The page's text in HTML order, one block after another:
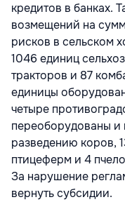
кредитов в банках.
возмещений на
рисков в сельском
1046 единиц
тракторов и 87
единицы
четыре
переоборудованы и
разведению коров,
птицеферм и 4
За нарушение
вернуть субсидии.